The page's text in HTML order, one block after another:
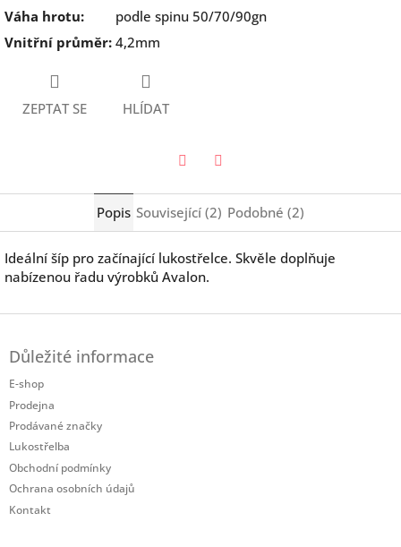
Váha hrotu:
podle spinu 50/70/90gn
Vnitřní průměr: 4,2mm
ZEPTAT SE HLÍDAT
Popis Související (2) Podobné (2)
Ideální šíp pro začínající lukostřelce. Skvěle doplňuje
nabízenou řadu výrobků Avalon.
Důležité informace
E-shop
Prodejna
Prodávané značky
Lukostřelba
Obchodní podmínky
Ochrana osobních údajů
Kontakt